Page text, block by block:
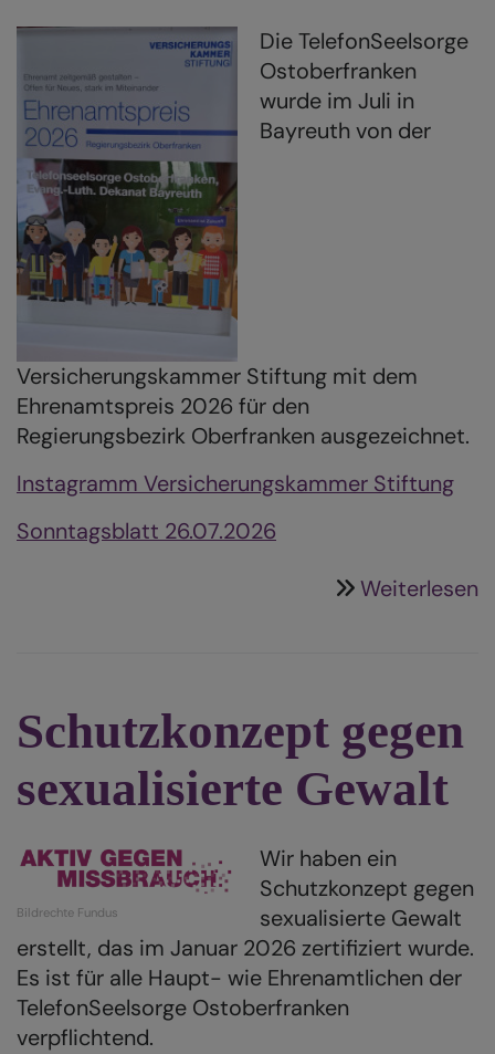
Die TelefonSeelsorge
Ostoberfranken
wurde im Juli in
Bayreuth von der
Versicherungskammer Stiftung mit dem
Ehrenamtspreis 2026 für den
Regierungsbezirk Oberfranken ausgezeichnet.
Instagramm Versicherungskammer Stiftung
Sonntagsblatt 26.07.2026
Weiterlesen
Schutzkonzept gegen
sexualisierte Gewalt
Bildrechte Fundus
Wir haben ein
Schutzkonzept gegen
sexualisierte Gewalt
erstellt, das im Januar 2026 zertifiziert wurde.
Es ist für alle Haupt- wie Ehrenamtlichen der
TelefonSeelsorge Ostoberfranken
verpflichtend.